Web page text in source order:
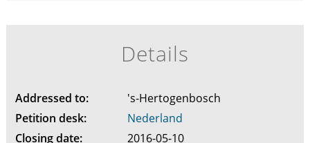
Details
Addressed to:
's-Hertogenbosch
Petition desk:
Nederland
Closing date:
2016-05-10